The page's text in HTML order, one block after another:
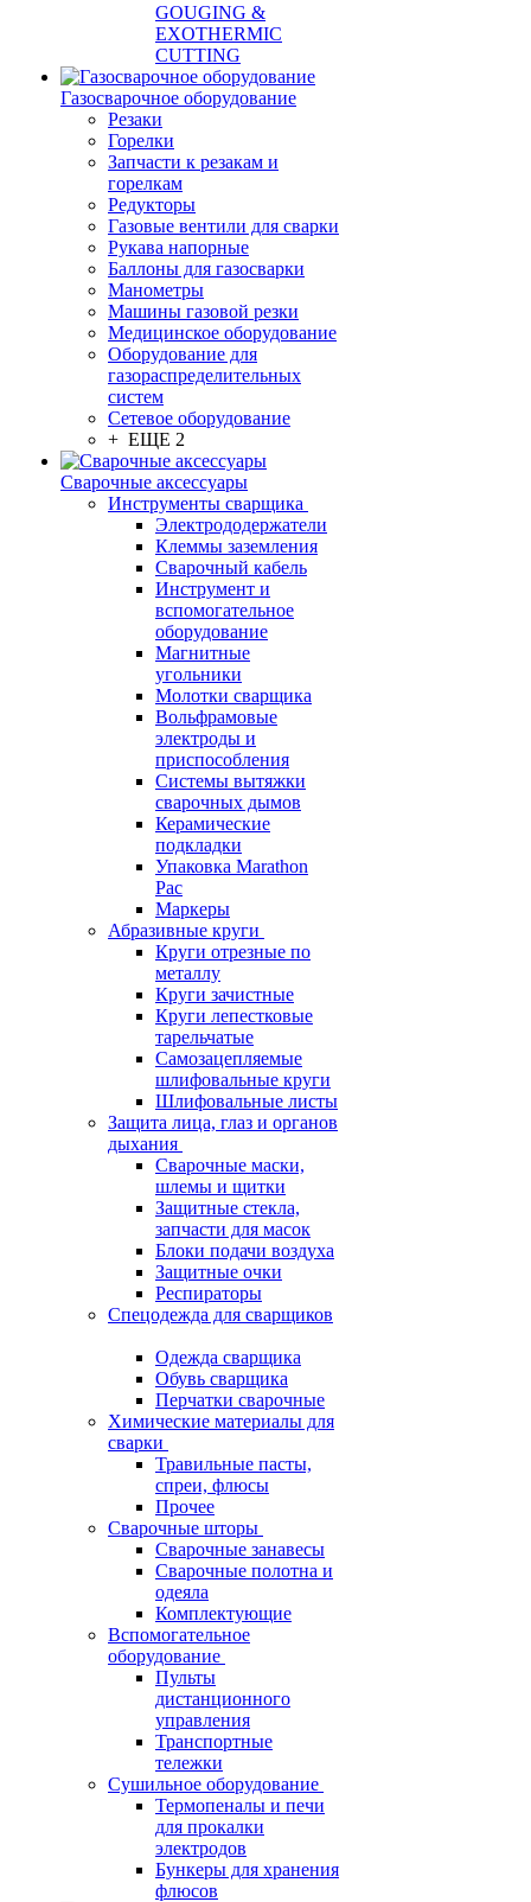
GOUGING &
EXOTHERMIC
CUTTING
Газосварочное оборудование
Резаки
Горелки
Запчасти к резакам и
горелкам
Редукторы
Газовые вентили для сварки
Рукава напорные
Баллоны для газосварки
Манометры
Машины газовой резки
Медицинское оборудование
Оборудование для
газораспределительных
систем
Сетевое оборудование
+ ЕЩЕ 2
Сварочные аксессуары
Инструменты сварщика
Электрододержатели
Клеммы заземления
Сварочный кабель
Инструмент и
вспомогательное
оборудование
Магнитные
угольники
Молотки сварщика
Вольфрамовые
электроды и
приспособления
Системы вытяжки
сварочных дымов
Керамические
подкладки
Упаковка Marathon
Pac
Маркеры
Абразивные круги
Круги отрезные по
металлу
Круги зачистные
Круги лепестковые
тарельчатые
Самозацепляемые
шлифовальные круги
Шлифовальные листы
Защита лица, глаз и органов
дыхания
Сварочные маски,
шлемы и щитки
Защитные стекла,
запчасти для масок
Блоки подачи воздуха
Защитные очки
Респираторы
Спецодежда для сварщиков
Одежда сварщика
Обувь сварщика
Перчатки сварочные
Химические материалы для
сварки
Травильные пасты,
спреи, флюсы
Прочее
Сварочные шторы
Сварочные занавесы
Сварочные полотна и
одеяла
Комплектующие
Вспомогательное
оборудование
Пульты
дистанционного
управления
Транспортные
тележки
Сушильное оборудование
Термопеналы и печи
для прокалки
электродов
Бункеры для хранения
флюсов